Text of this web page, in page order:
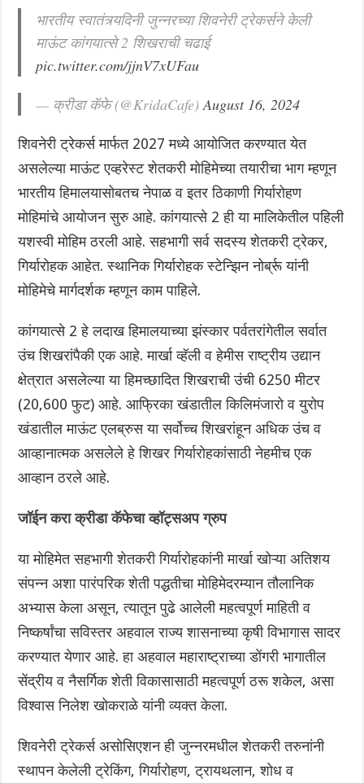
भारतीय स्वातंत्र्यदिनी जुन्नरच्या शिवनेरी ट्रेकर्सने केली
माऊंट कांगयात्से 2 शिखराची चढाई
pic.twitter.com/jjnV7xUFau
— क्रीडा कॅफे (@KridaCafe)August 16, 2024
शिवनेरी ट्रेकर्स मार्फत 2027 मध्ये आयोजित करण्यात येत
असलेल्या माऊंट एव्हरेस्ट शेतकरी मोहिमेच्या तयारीचा भाग म्हणून
भारतीय हिमालयासोबतच नेपाळ व इतर ठिकाणी गिर्यारोहण
मोहिमांचे आयोजन सुरु आहे. कांगयात्से 2 ही या मालिकेतील पहिली
यशस्वी मोहिम ठरली आहे. सहभागी सर्व सदस्य शेतकरी ट्रेकर,
गिर्यारोहक आहेत. स्थानिक गिर्यारोहक स्टेन्झिन नोर्ब्रू यांनी
मोहिमेचे मार्गदर्शक म्हणून काम पाहिले.
कांगयात्से 2 हे लदाख हिमालयाच्या झंस्कार पर्वतरांगेतील सर्वात
उंच शिखरांपैकी एक आहे. मार्खा व्हॅली व हेमीस राष्ट्रीय उद्यान
क्षेत्रात असलेल्या या हिमच्छादित शिखराची उंची 6250 मीटर
(20,600 फुट) आहे. आफ्रिका खंडातील किलिमंजारो व युरोप
खंडातील माऊंट एलब्रुस या सर्वोच्च शिखरांहून अधिक उंच व
आव्हानात्मक असलेले हे शिखर गिर्यारोहकांसाठी नेहमीच एक
आव्हान ठरले आहे.
जॉईन करा क्रीडा कॅफेचा व्हॉट्सअप ग्रुप
या मोहिमेत सहभागी शेतकरी गिर्यारोहकांनी मार्खा खोऱ्या अतिशय
संपन्न अशा पारंपरिक शेती पद्धतीचा मोहिमेदरम्यान तौलानिक
अभ्यास केला असून, त्यातून पुढे आलेली महत्वपूर्ण माहिती व
निष्कर्षांचा सविस्तर अहवाल राज्य शासनाच्या कृषी विभागास सादर
करण्यात येणार आहे. हा अहवाल महाराष्ट्राच्या डोंगरी भागातील
सेंद्रीय व नैसर्गिक शेती विकासासाठी महत्वपूर्ण ठरू शकेल, असा
विश्वास निलेश खोकराळे यांनी व्यक्त केला.
शिवनेरी ट्रेकर्स असोसिएशन ही जुन्नरमधील शेतकरी तरुनांनी
स्थापन केलेली ट्रेकिंग, गिर्यारोहण, ट्रायथलान, शोध व